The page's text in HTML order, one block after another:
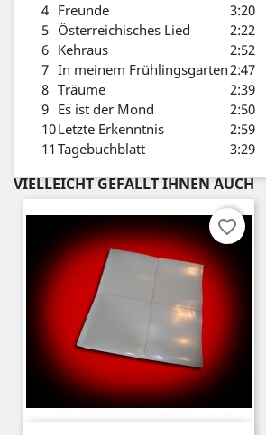
4 Freunde
3:20
5 Österreichisches Lied
2:22
6 Kehraus
2:52
7 In meinem Frühlingsgarten2:47
8 Träume
2:39
9 Es ist der Mond
2:50
10Letzte Erkenntnis
2:59
11 Tagebuchblatt 3:29
VIELLEICHT GEFÄLLT IHNEN AUCH
favorite_border